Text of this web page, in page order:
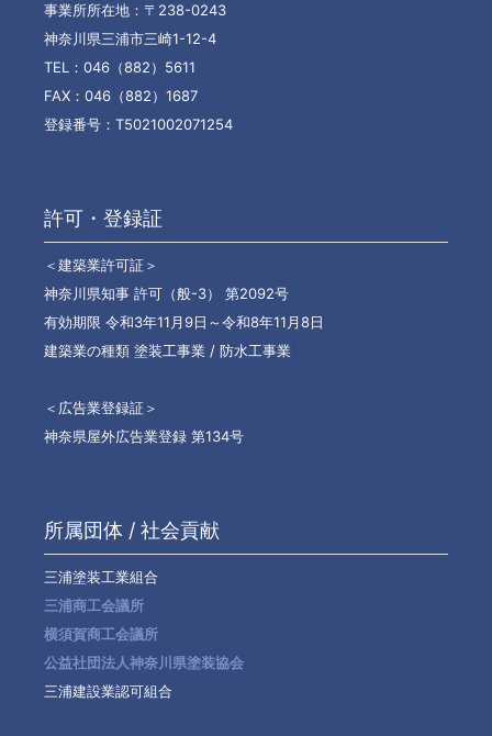
事業所所在地：〒238-0243
神奈川県三浦市三崎1-12-4
TEL：046（882）5611
FAX：046（882）1687
登録番号：T5021002071254
許可・登録証
＜建築業許可証＞
神奈川県知事 許可（般-3） 第2092号
有効期限 令和3年11月9日～令和8年11月8日
建築業の種類 塗装工事業 / 防水工事業
＜広告業登録証＞
神奈県屋外広告業登録 第134号
所属団体 / 社会貢献
三浦塗装工業組合
三浦商工会議所
横須賀商工会議所
公益社団法人神奈川県塗装協会
三浦建設業認可組合